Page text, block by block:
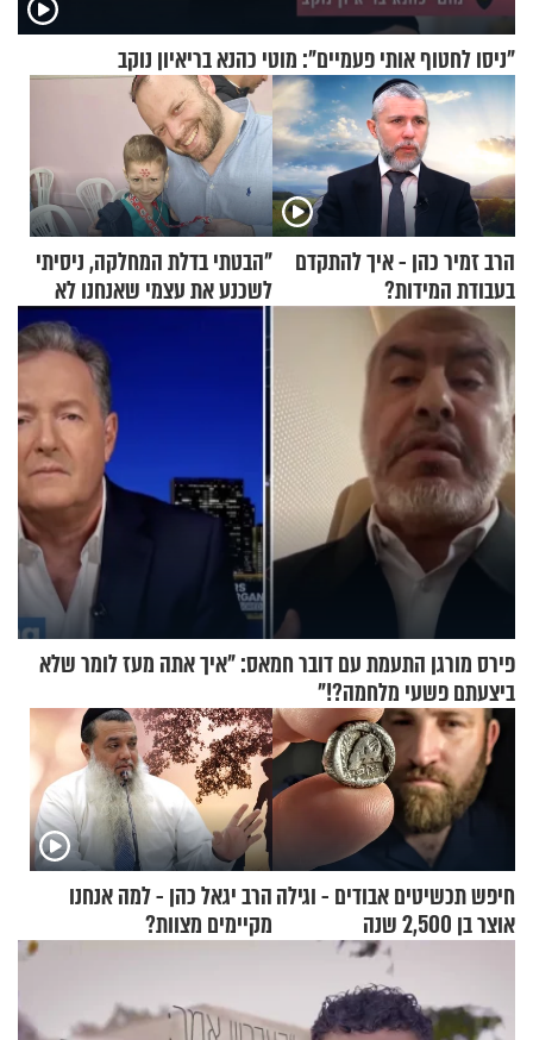
"ניסו לחטוף אותי פעמיים": מוטי כהנא בריאיון נוקב
הרב זמיר כהן - איך להתקדם
בעבודת המידות?
"הבטתי בדלת המחלקה, ניסיתי
לשכנע את עצמי שאנחנו לא
שייכים לשם"
פירס מורגן התעמת עם דובר חמאס: "איך אתה מעז לומר שלא
ביצעתם פשעי מלחמה?!"
חיפש תכשיטים אבודים - וגילה
אוצר בן 2,500 שנה
הרב יגאל כהן - למה אנחנו
מקיימים מצוות?